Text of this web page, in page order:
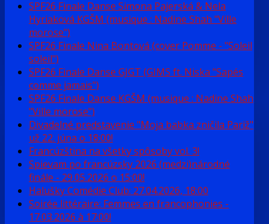
SPF26 Finale Danse Simona Pajerská & Nela
Hyriaková KGŠM (musique : Nadine Shah "Ville
morose")
SPF26 Finale Nina Bontová (cover Pomme - "Soleil
soleil")
SPF26 Finale Danse GJGT (GIMS ft. Niska "Sapés
comme jamais")
SPF26 Finale Danse KGŠM (musique : Nadine Shah
"Ville morose")
Divadelné predstavenie "Moja babka zničila Pariž"
už 22. júna o 18:00!
Francúzština na všetky spôsoby vol. 3!
Spievam po francúzsky 2026 (medzi)národné
finále - 29.05.2026 o 15:00!
Halušky Comédie Club: 27.04.2026, 18:00
Soirée littéraire: Femmes en francophonies -
17.03.2026 à 17:00!